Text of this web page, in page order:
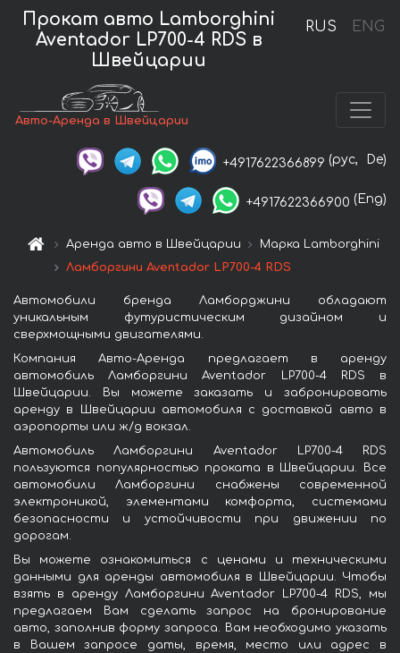
RUS ENG
Прокат авто Lamborghini
Aventador LP700-4 RDS в
Швейцарии
Авто-Аренда в Швейцарии
+4917622366899 (рус, De)
+4917622366900 (Eng)
Аренда авто в Швейцарии
Марка Lamborghini
Ламборгини Aventador LP700-4 RDS
Автомобили бренда Ламборджини обладают
уникальным футуристическим дизайном и
сверхмощными двигателями.
Компания Авто-Аренда предлагает в аренду
автомобиль Ламборгини Aventador LP700-4 RDS в
Швейцарии. Вы можете заказать и забронировать
аренду в Швейцарии автомобиля с доставкой авто в
аэропорты или ж/д вокзал.
Автомобиль Ламборгини Aventador LP700-4 RDS
пользуются популярностью проката в Швейцарии. Все
автомобили Ламборгини снабжены современной
электроникой, элементами комфорта, системами
безопасности и устойчивости при движении по
дорогам.
Вы можете ознакомиться с ценами и техническими
данными для аренды автомобиля в Швейцарии. Чтобы
взять в аренду Ламборгини Aventador LP700-4 RDS, мы
предлагаем Вам сделать запрос на бронирование
авто, заполнив форму запроса. Вам необходимо указать
в Вашем запросе даты, время, место или адрес в